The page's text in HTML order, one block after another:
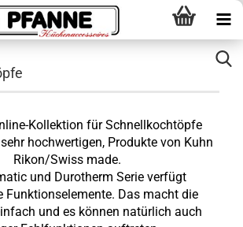
Kollektion für Schnellkochtöpfe
hochwertigen, Produkte von Kuhn
Rikon/Swiss made.
und Durotherm Serie verfügt
Funktionselemente. Das macht die
und es können natürlich auch